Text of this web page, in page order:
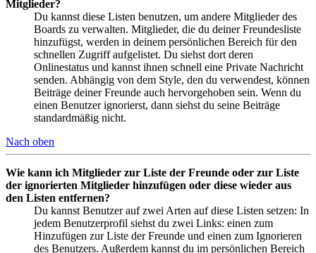
Mitglieder?
Du kannst diese Listen benutzen, um andere Mitglieder des
Boards zu verwalten. Mitglieder, die du deiner Freundesliste
hinzufügst, werden in deinem persönlichen Bereich für den
schnellen Zugriff aufgelistet. Du siehst dort deren
Onlinestatus und kannst ihnen schnell eine Private Nachricht
senden. Abhängig von dem Style, den du verwendest, können
Beiträge deiner Freunde auch hervorgehoben sein. Wenn du
einen Benutzer ignorierst, dann siehst du seine Beiträge
standardmäßig nicht.
Nach oben
Wie kann ich Mitglieder zur Liste der Freunde oder zur Liste
der ignorierten Mitglieder hinzufügen oder diese wieder aus
den Listen entfernen?
Du kannst Benutzer auf zwei Arten auf diese Listen setzen: In
jedem Benutzerprofil siehst du zwei Links: einen zum
Hinzufügen zur Liste der Freunde und einen zum Ignorieren
des Benutzers. Außerdem kannst du im persönlichen Bereich